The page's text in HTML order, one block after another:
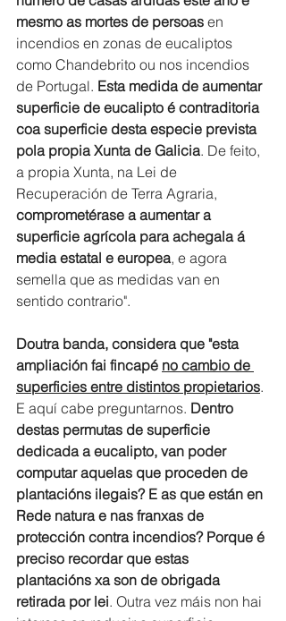
mesmo as mortes de persoas en
incendios en zonas de eucaliptos
como Chandebrito ou nos incendios
de Portugal. Esta medida de aumentar
superficie de eucalipto é contraditoria
coa superficie desta especie prevista
pola propia Xunta de Galicia. De feito,
a propia Xunta, na Lei de
Recuperación de Terra Agraria,
comprometérase a aumentar a
superficie agrícola para achegala á
media estatal e europea, e agora
semella que as medidas van en
sentido contrario".
Doutra banda, considera que "esta
ampliación fai fincapé no cambio de
superficies entre distintos propietarios.
E aquí cabe preguntarnos. Dentro
destas permutas de superficie
dedicada a eucalipto, van poder
computar aquelas que proceden de
plantacións ilegais? E as que están en
Rede natura e nas franxas de
protección contra incendios? Porque é
preciso recordar que estas
plantacións xa son de obrigada
retirada por lei. Outra vez máis non hai